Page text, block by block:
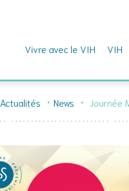
Vivre avec le VIH VIH
Actualités News Journée